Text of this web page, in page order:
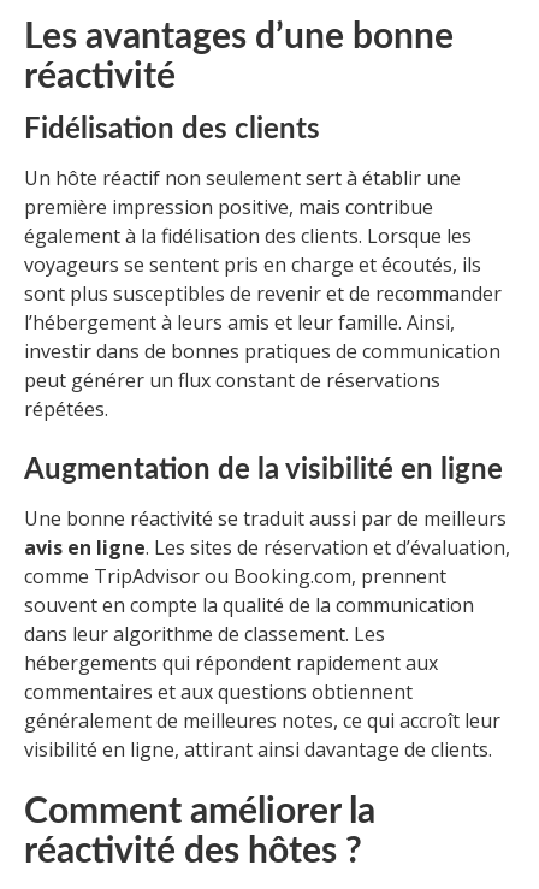
Les avantages d’une bonne
réactivité
Fidélisation des clients
Un hôte réactif non seulement sert à établir une
première impression positive, mais contribue
également à la fidélisation des clients. Lorsque les
voyageurs se sentent pris en charge et écoutés, ils
sont plus susceptibles de revenir et de recommander
l’hébergement à leurs amis et leur famille. Ainsi,
investir dans de bonnes pratiques de communication
peut générer un flux constant de réservations
répétées.
Augmentation de la visibilité en ligne
Une bonne réactivité se traduit aussi par de meilleurs
avis en ligne. Les sites de réservation et d’évaluation,
comme TripAdvisor ou Booking.com, prennent
souvent en compte la qualité de la communication
dans leur algorithme de classement. Les
hébergements qui répondent rapidement aux
commentaires et aux questions obtiennent
généralement de meilleures notes, ce qui accroît leur
visibilité en ligne, attirant ainsi davantage de clients.
Comment améliorer la
réactivité des hôtes ?